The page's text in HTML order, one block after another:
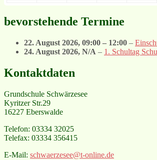
bevorstehende Termine
22. August 2026, 09:00 – 12:00 –
24. August 2026, N/A – 1. Schultag
Kontaktdaten
Grundschule Schwärzesee
Kyritzer Str.29
16227 Eberswalde
Telefon: 03334 32025
Telefax: 03334 356415
E-Mail: schwaerzesee@t-online.de